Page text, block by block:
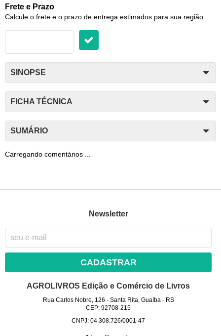
Frete e Prazo
Calcule o frete e o prazo de entrega estimados para sua região:
SINOPSE
FICHA TÉCNICA
SUMÁRIO
Carregando comentários ...
Newsletter
CADASTRAR
AGROLIVROS Edição e Comércio de Livros
Rua Carlos Nobre, 126 - Santa Rita, Guaíba- RS
CEP: 92708-215
CNPJ: 04.308.726/0001-47